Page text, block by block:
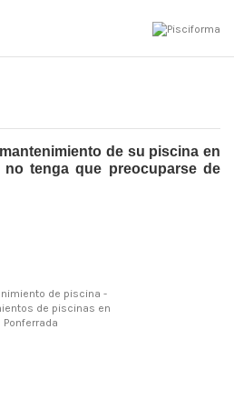
de su piscina en
tenga que preocuparse de